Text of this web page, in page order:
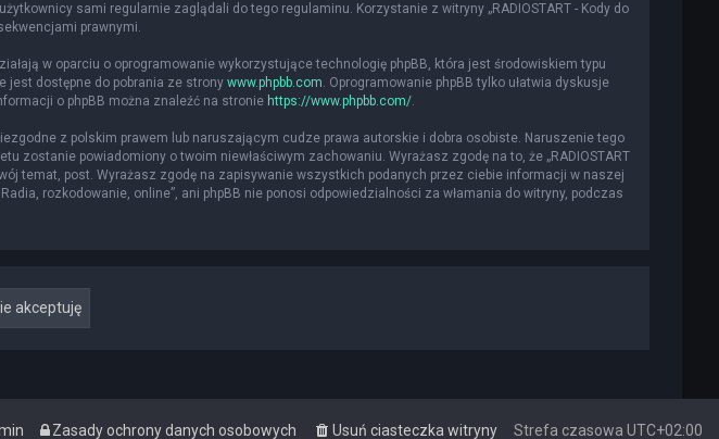
sami regularnie zaglądali do tego regulaminu. Korzystanie z witryny „RADIOSTART - Kody do
prawnymi.
działają w oparciu o oprogramowanie wykorzystujące technologię phpBB, która jest środowiskiem typu
jest dostępne do pobrania ze strony www.phpbb.com. Oprogramowanie phpBB tylko ułatwia dyskusje
o phpBB można znaleźć na stronie https://www.phpbb.com/.
z polskim prawem lub naruszającym cudze prawa autorskie i dobra osobiste. Naruszenie tego
powiadomiony o twoim niewłaściwym zachowaniu. Wyrażasz zgodę na to, że „RADIOSTART
temat, post. Wyrażasz zgodę na zapisywanie wszystkich podanych przez ciebie informacji w naszej
rozkodowanie, online”, ani phpBB nie ponosi odpowiedzialności za włamania do witryny, podczas
Strefa czasowa UTC+02:00
Usuń ciasteczka witryny
Zasady ochrony danych osobowych